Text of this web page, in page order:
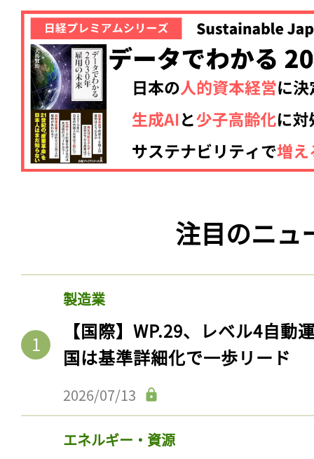
注目のニュ
製造業
【国際】WP.29、レベル4自動
国は基準詳細化で一歩リード
2026/07/13
エネルギー・資源